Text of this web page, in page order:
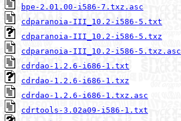
bpe-2.01.00-i586-7.txz.asc
cdparanoia-III_10.2-i586-5.txt
cdparanoia-III_10.2-i586-5.txz
cdparanoia-III_10.2-i586-5.txz.asc
cdrdao-1.2.6-i686-1.txt
cdrdao-1.2.6-i686-1.txz
cdrdao-1.2.6-i686-1.txz.asc
cdrtools-3.02a09-i586-1.txt